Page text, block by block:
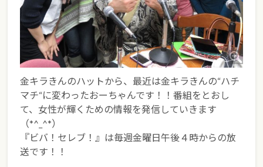
金キラきんのハットから、最近は金キラきんの“ハチ
マチ“に変わったおーちゃんです！！番組をとおし
て、女性が輝くための情報を発信していきます
（*^_^*）
『ビバ！セレブ！』は毎週金曜日午後４時からの放
送です！！